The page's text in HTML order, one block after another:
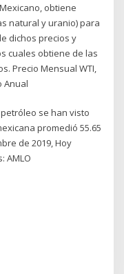
obtiene
natural y uranio) para
dichos precios y
cuales obtiene de las
Precio Mensual WTI,
Anual
petróleo se han visto
promedió 55.65
de 2019, Hoy
AMLO